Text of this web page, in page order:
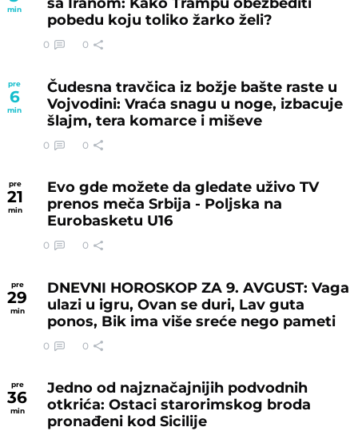
min
pobedu koju toliko žarko želi?
0 0
pre
6
min
Čudesna travčica iz božje bašte raste u
Vojvodini: Vraća snagu u noge, izbacuje
šlajm, tera komarce i miševe
0 0
pre
21
min
Evo gde možete da gledate uživo TV
prenos meča Srbija - Poljska na
Eurobasketu U16
0 0
pre
29
min
DNEVNI HOROSKOP ZA 9. AVGUST: Vaga
ulazi u igru, Ovan se duri, Lav guta
ponos, Bik ima više sreće nego pameti
0 0
pre
36
min
Jedno od najznačajnijih podvodnih
otkrića: Ostaci starorimskog broda
pronađeni kod Sicilije